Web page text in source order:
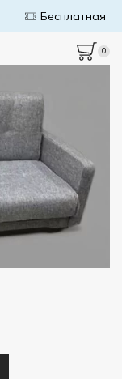
В Каталог
0